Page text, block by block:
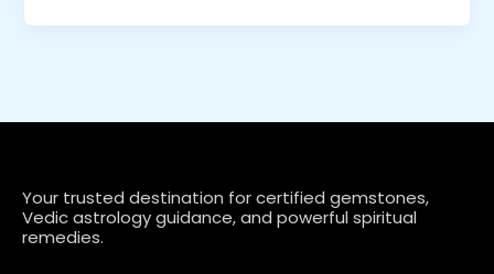
Your trusted destination for certified gemstones,
Vedic astrology guidance, and powerful spiritual
remedies.